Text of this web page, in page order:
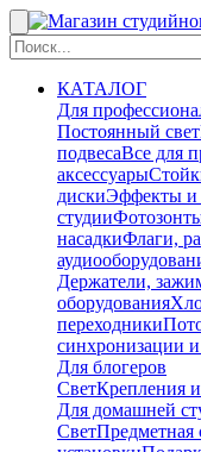
КАТАЛОГ
Для
Постоянный свет
подвесаВсе для
аксессуары
дискиЭффекты и
студии
насадкиФлаги,
Держатели,
оборудования
переходники
синхронизации
Для блогеров
СветКрепления
Для домашней
СветПредметная